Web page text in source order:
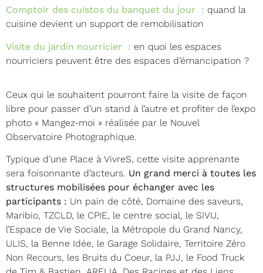
Comptoir des cuistos du banquet du jour : quand la
cuisine devient un support de remobilisation
Visite du jardin nourricier : en quoi les espaces
nourriciers peuvent être des espaces d’émancipation ?
Ceux qui le souhaitent pourront faire la visite de façon
libre pour passer d’un stand à l’autre et profiter de l’expo
photo « Mangez-moi » réalisée par le Nouvel
Observatoire Photographique.
Typique d’une Place à VivreS, cette visite apprenante
sera foisonnante d’acteurs. Un grand merci à toutes les
structures mobilisées pour échanger avec les
participants : Un pain de côté, Domaine des saveurs,
Maribio, TZCLD, le CPIE, le centre social, le SIVU,
l’Espace de Vie Sociale, la Métropole du Grand Nancy,
ULIS, la Benne Idée, le Garage Solidaire, Territoire Zéro
Non Recours, les Bruits du Coeur, la PJJ, le Food Truck